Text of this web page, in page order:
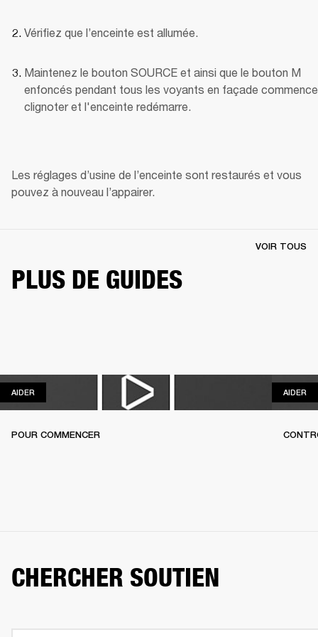
Vérifiez que l’enceinte est allumée.
Maintenez le bouton SOURCE et ainsi que le bouton M
enfoncés pendant tous les voyants en façade
clignoter et l'enceinte redémarre.
Les réglages d’usine de l’enceinte sont restaurés et vous
pouvez à nouveau l’appairer.
PLUS DE GUIDES
VOIR TOUS
AIDER
POUR COMMENCER
AIDER
CHERCHER SOUTIEN